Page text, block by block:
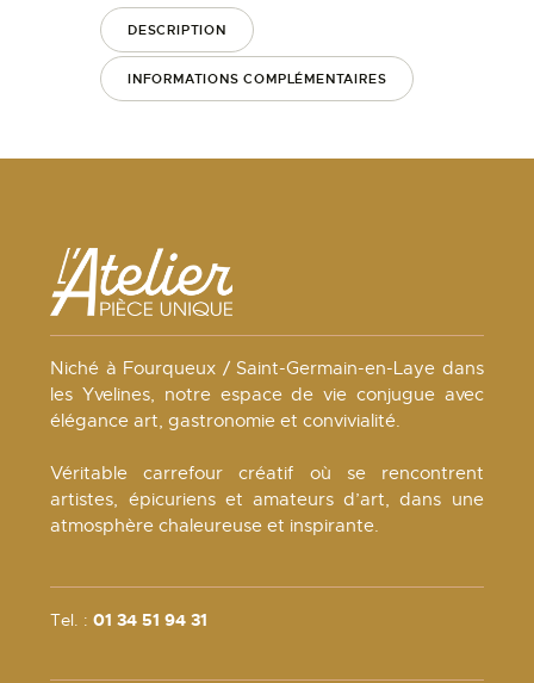
DESCRIPTION
INFORMATIONS COMPLÉMENTAIRES
Niché à Fourqueux / Saint-Germain-en-Laye dans
les Yvelines, notre espace de vie conjugue avec
élégance art, gastronomie et convivialité.
Véritable carrefour créatif où se rencontrent
artistes, épicuriens et amateurs d’art, dans une
atmosphère chaleureuse et inspirante.
Tel. :01 34 51 94 31